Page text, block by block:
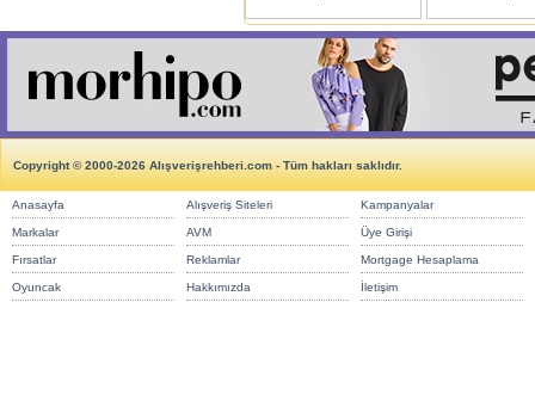
Copyright © 2000-2026 Alışverişrehberi.com - Tüm hakları saklıdır.
Anasayfa Alışveriş Siteleri Kampanyalar
Markalar AVM Üye Girişi
Fırsatlar Reklamlar Mortgage Hesaplama
Oyuncak Hakkımızda İletişim